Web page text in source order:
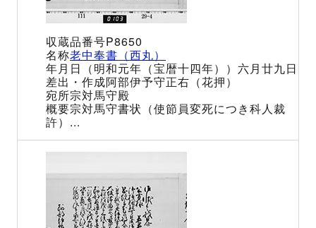
P8650
老中奉書（西丸）
（明和元年（宝暦十四年））六月廿九日
阿部伊予守正右（花押）
宗対馬守殿
宗対馬守書状（使節員変死につき科人裁
許）...